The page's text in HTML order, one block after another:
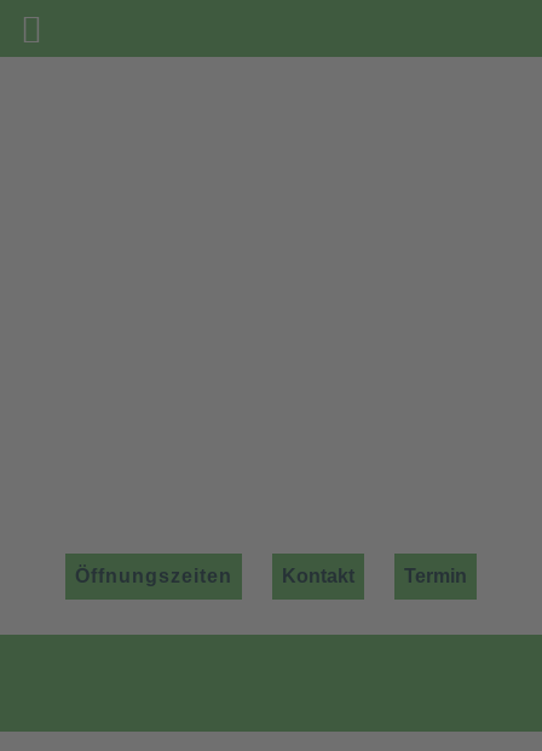
Öffnungszeiten Kontakt Termin